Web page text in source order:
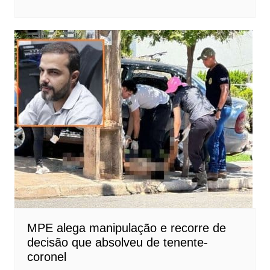
MPE alega manipulação e recorre de
decisão que absolveu de tenente-
coronel